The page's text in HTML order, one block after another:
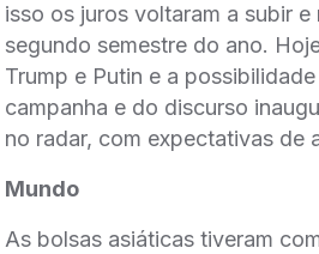
isso os juros voltaram a subir
segundo semestre do ano.
Trump e Putin e a
campanha e do discurso
no radar, com expectativas de
Mundo
As bolsas asiáticas tiveram